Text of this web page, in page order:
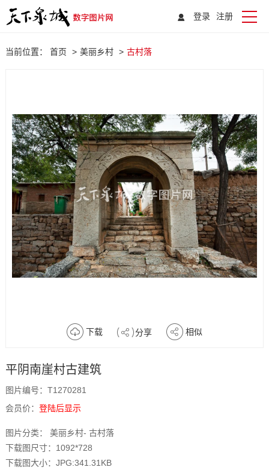
登录 注册
当前位置： 首页 > 美丽乡村 > 古村落
下载 分享 相似
平阴南崖村古建筑
图片编号：T1270281
会员价： 登陆后显示
图片分类： 美丽乡村- 古村落
下载图尺寸：1092*728
下载图大小：JPG:341.31KB